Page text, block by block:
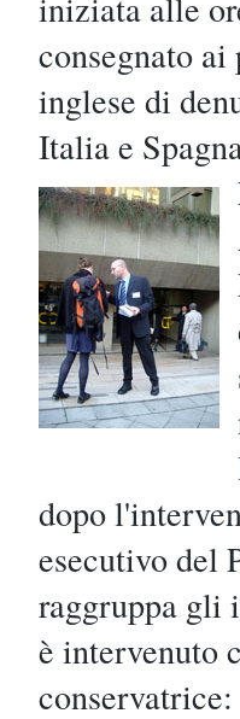
consegnato
inglese di
Italia e
dopo
esecutivo del
raggruppa gli
è intervenuto